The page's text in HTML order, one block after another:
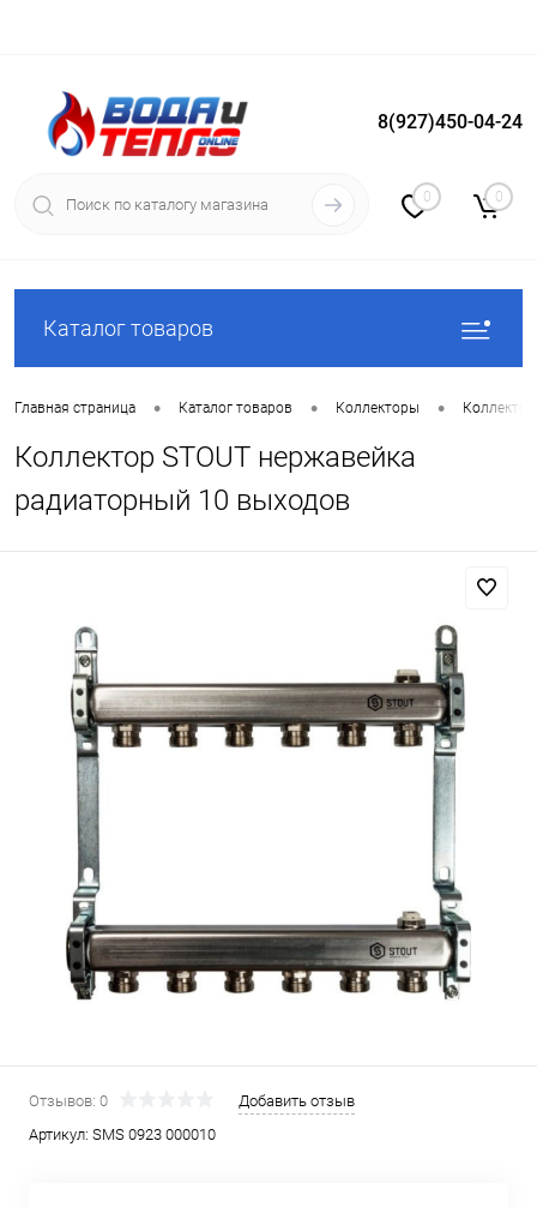
Вход Регистрация
8(927)450-04-24
0 0
Каталог товаров
Главная страница • Каталог товаров • Коллекторы •
Коллектор STOUT нержавейка
радиаторный 10 выходов
Отзывов: 0
Добавить отзыв
Артикул: SMS 0923 000010